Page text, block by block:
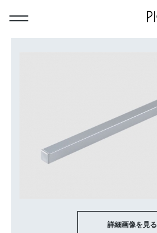
詳細画像を見る